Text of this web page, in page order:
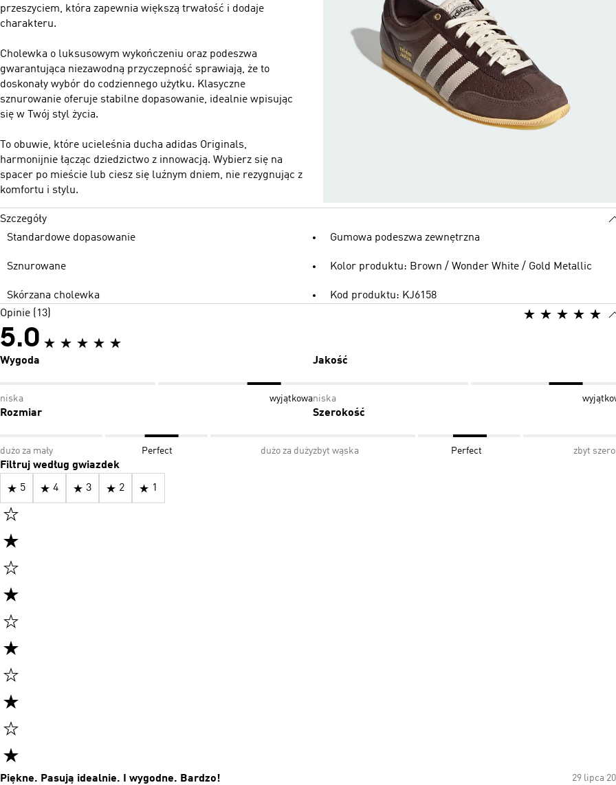
przeszyciem, która zapewnia większą trwałość i dodaje
charakteru.
Cholewka o luksusowym wykończeniu oraz podeszwa
gwarantująca niezawodną przyczepność sprawiają, że to
doskonały wybór do codziennego użytku. Klasyczne
sznurowanie oferuje stabilne dopasowanie, idealnie wpisując
się w Twój styl życia.
To obuwie, które ucieleśnia ducha adidas Originals,
harmonijnie łącząc dziedzictwo z innowacją. Wybierz się na
spacer po mieście lub ciesz się luźnym dniem, nie rezygnując z
komfortu i stylu.
Szczegóły
Standardowe dopasowanie
Sznurowane
Skórzana cholewka
Gumowa podeszwa zewnętrzna
Kolor produktu: Brown / Wonder White / Gold Metallic
Kod produktu: KJ6158
Opinie (13)
5.0
Wygoda
niska wyjątkowa
Jakość
niska
Rozmiar
dużo za mały Perfect dużo za duży
Szerokość
zbyt wąska Perfect zbyt
Filtruj według gwiazdek
5 4 3 2 1
29 lipca
Piękne. Pasują idealnie. I wygodne. Bardzo!